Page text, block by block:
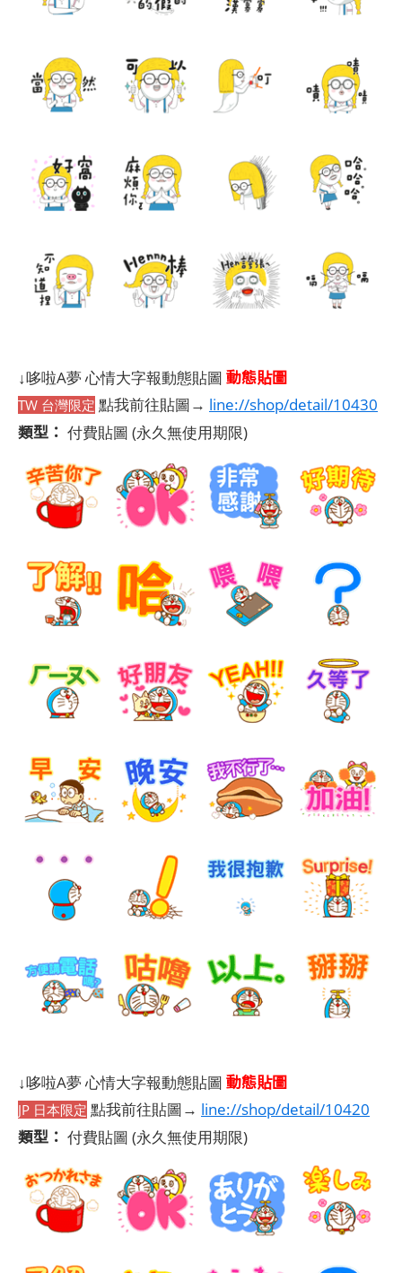
↓哆啦A夢 心情大字報動態貼圖 動態貼圖
TW 台灣限定 點我前往貼圖→ line://shop/detail/10430
類型： 付費貼圖 (永久無使用期限)
↓哆啦A夢 心情大字報動態貼圖 動態貼圖
JP 日本限定 點我前往貼圖→ line://shop/detail/10420
類型： 付費貼圖 (永久無使用期限)